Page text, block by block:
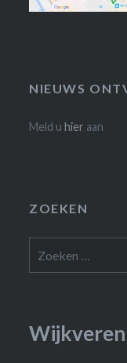
NIEUWS
Meld uhier aan
ZOEKEN
naar: